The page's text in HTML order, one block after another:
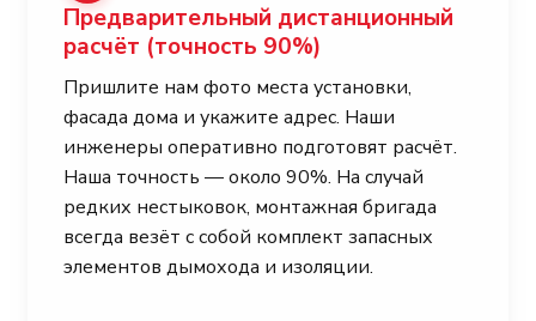
Предварительный дистанционный
расчёт (точность 90%)
Пришлите нам фото места установки,
фасада дома и укажите адрес. Наши
инженеры оперативно подготовят расчёт.
Наша точность — около 90%. На случай
редких нестыковок, монтажная бригада
всегда везёт с собой комплект запасных
элементов дымохода и изоляции.